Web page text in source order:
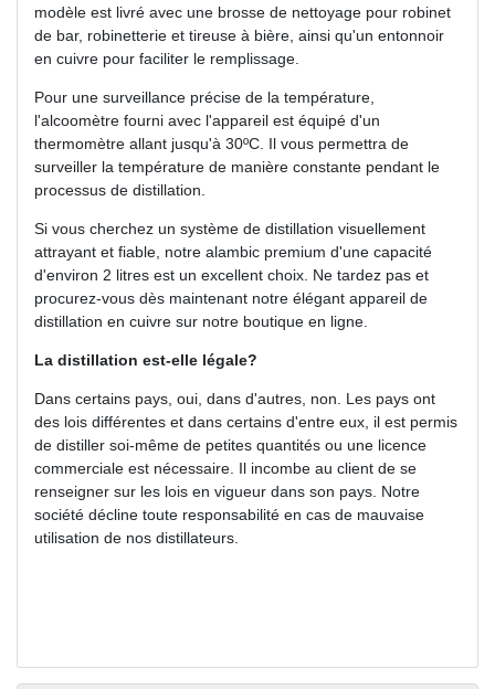
modèle est livré avec une brosse de nettoyage pour robinet
de bar, robinetterie et tireuse à bière, ainsi qu'un entonnoir
en cuivre pour faciliter le remplissage.
Pour une surveillance précise de la température,
l'alcoomètre fourni avec l'appareil est équipé d'un
thermomètre allant jusqu'à 30ºC. Il vous permettra de
surveiller la température de manière constante pendant le
processus de distillation.
Si vous cherchez un système de distillation visuellement
attrayant et fiable, notre alambic premium d'une capacité
d'environ 2 litres est un excellent choix. Ne tardez pas et
procurez-vous dès maintenant notre élégant appareil de
distillation en cuivre sur notre boutique en ligne.
La distillation est-elle légale?
Dans certains pays, oui, dans d'autres, non. Les pays ont
des lois différentes et dans certains d'entre eux, il est permis
de distiller soi-même de petites quantités ou une licence
commerciale est nécessaire. Il incombe au client de se
renseigner sur les lois en vigueur dans son pays. Notre
société décline toute responsabilité en cas de mauvaise
utilisation de nos distillateurs.